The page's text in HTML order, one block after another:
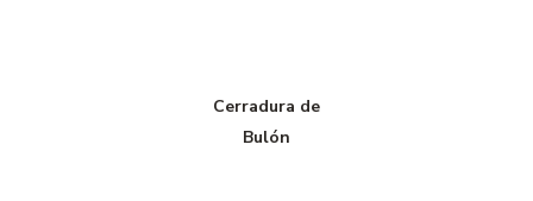
Cerradura de
Bulón